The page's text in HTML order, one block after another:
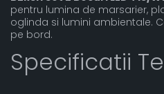
pentru lumina de marsarier,
oglinda si lumini ambientale.
pe bord.
Specificatii